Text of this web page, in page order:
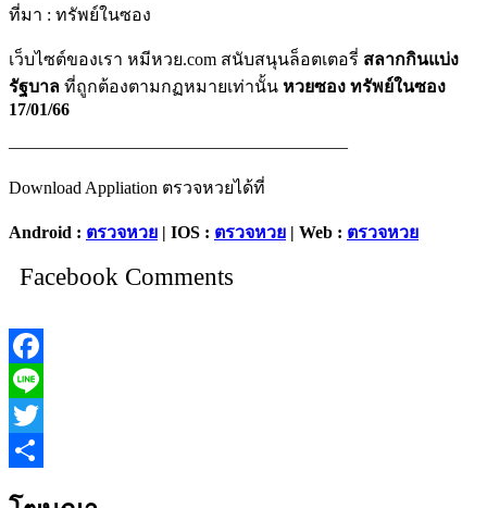
ที่มา : ทรัพย์ในซอง
เว็บไซต์ของเรา หมีหวย.com สนับสนุนล็อตเตอรี่ สลากกินแบ่ง
รัฐบาล ที่ถูกต้องตามกฏหมายเท่านั้น หวยซอง ทรัพย์ในซอง
17/01/66
———————————————————–
Download Appliation ตรวจหวยได้ที่
Android : ตรวจหวย | IOS : ตรวจหวย | Web : ตรวจหวย
Facebook Comments
Facebook
Line
Twitter